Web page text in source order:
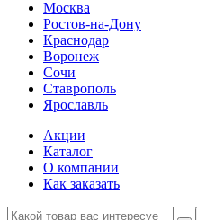
Москва
Ростов-на-Дону
Краснодар
Воронеж
Сочи
Ставрополь
Ярославль
Акции
Каталог
О компании
Как заказать